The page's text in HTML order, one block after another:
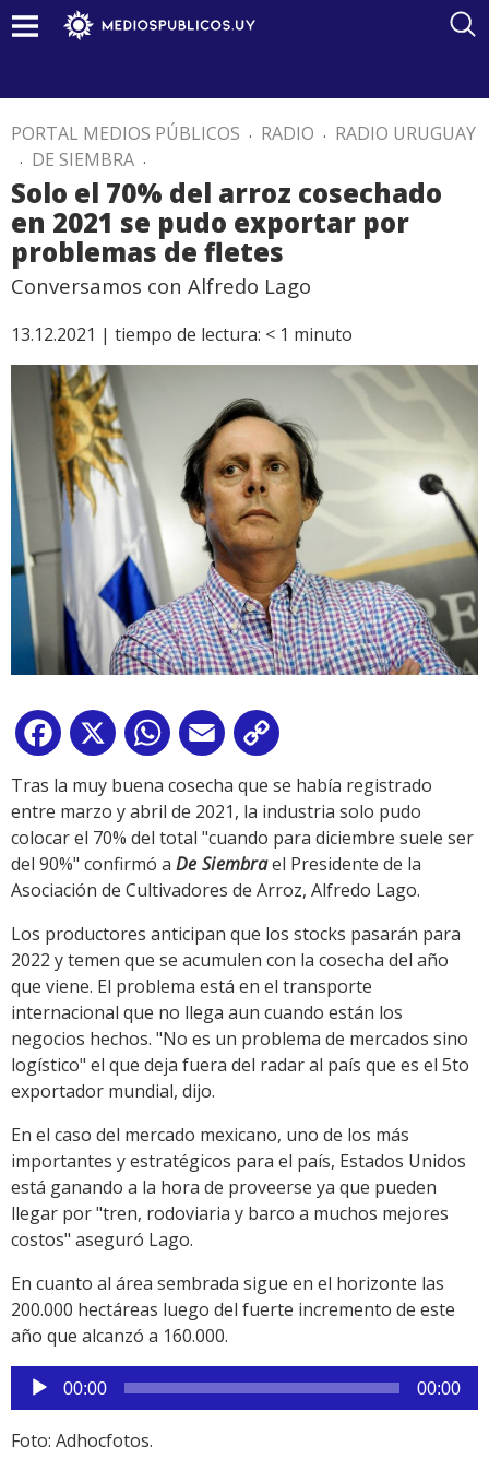
PORTAL MEDIOS PÚBLICOS . RADIO . RADIO URUGUAY
. DE SIEMBRA .
Solo el 70% del arroz cosechado
en 2021 se pudo exportar por
problemas de fletes
Conversamos con Alfredo Lago
13.12.2021 | tiempo de lectura: < 1 minuto
Facebook
X WhatsApp
Email
Link
Tras la muy buena cosecha que se había registrado
entre marzo y abril de 2021, la industria solo pudo
colocar el 70% del total "cuando para diciembre suele ser
del 90%" confirmó a De Siembrael Presidente de la
Asociación de Cultivadores de Arroz, Alfredo Lago.
Los productores anticipan que los stocks pasarán para
2022 y temen que se acumulen con la cosecha del año
que viene. El problema está en el transporte
internacional que no llega aun cuando están los
negocios hechos. "No es un problema de mercados sino
logístico" el que deja fuera del radar al país que es el 5to
exportador mundial, dijo.
En el caso del mercado mexicano, uno de los más
importantes y estratégicos para el país, Estados Unidos
está ganando a la hora de proveerse ya que pueden
llegar por "tren, rodoviaria y barco a muchos mejores
costos" aseguró Lago.
En cuanto al área sembrada sigue en el horizonte las
200.000 hectáreas luego del fuerte incremento de este
año que alcanzó a 160.000.
Reproductor
de
audio
00:00 00:00
Foto: Adhocfotos.